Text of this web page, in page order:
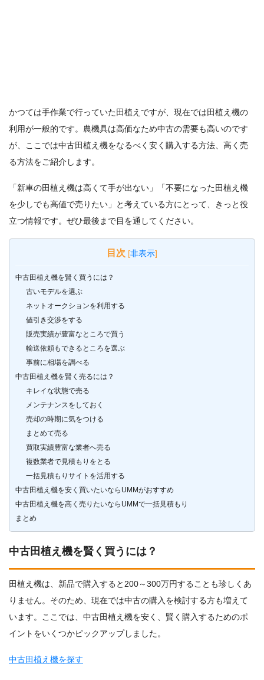
かつては手作業で行っていた田植えですが、現在では田植え機の
利用が一般的です。農機具は高価なため中古の需要も高いのです
が、ここでは中古田植え機をなるべく安く購入する方法、高く売
る方法をご紹介します。
「新車の田植え機は高くて手が出ない」「不要になった田植え機
を少しでも高値で売りたい」と考えている方にとって、きっと役
立つ情報です。ぜひ最後まで目を通してください。
目次 [非表示]
中古田植え機を賢く買うには？
古いモデルを選ぶ
ネットオークションを利用する
値引き交渉をする
販売実績が豊富なところで買う
輸送依頼もできるところを選ぶ
事前に相場を調べる
中古田植え機を賢く売るには？
キレイな状態で売る
メンテナンスをしておく
売却の時期に気をつける
まとめて売る
買取実績豊富な業者へ売る
複数業者で見積もりをとる
一括見積もりサイトを活用する
中古田植え機を安く買いたいならUMMがおすすめ
中古田植え機を高く売りたいならUMMで一括見積もり
まとめ
中古田植え機を賢く買うには？
田植え機は、新品で購入すると200～300万円することも珍しくあ
りません。そのため、現在では中古の購入を検討する方も増えて
います。ここでは、中古田植え機を安く、賢く購入するためのポ
イントをいくつかピックアップしました。
中古田植え機を探す